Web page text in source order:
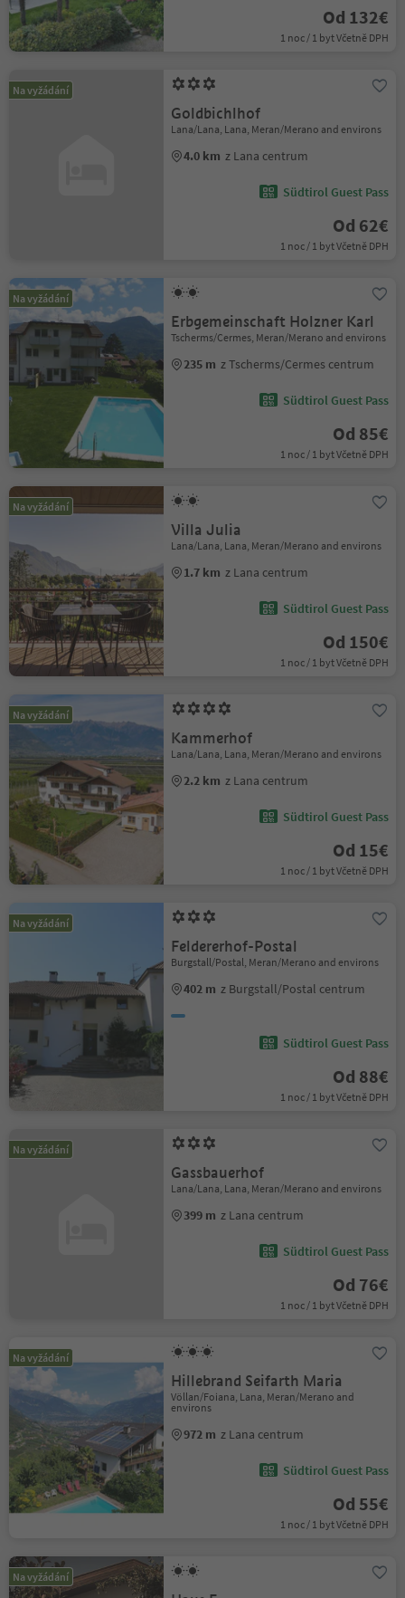
Od 132€
1 noc / 1 byt Včetně DPH
Na vyžádání
Goldbichlhof
Lana/Lana, Lana, Meran/Merano and environs
4.0 km z Lana centrum
Südtirol Guest Pass
Od 62€
1 noc / 1 byt Včetně DPH
Na vyžádání
Erbgemeinschaft Holzner Karl
Tscherms/Cermes, Meran/Merano and environs
235 m z Tscherms/Cermes centrum
Südtirol Guest Pass
Od 85€
1 noc / 1 byt Včetně DPH
Na vyžádání
Villa Julia
Lana/Lana, Lana, Meran/Merano and environs
1.7 km z Lana centrum
Südtirol Guest Pass
Od 150€
1 noc / 1 byt Včetně DPH
Na vyžádání
Kammerhof
Lana/Lana, Lana, Meran/Merano and environs
2.2 km z Lana centrum
Südtirol Guest Pass
Od 15€
1 noc / 1 byt Včetně DPH
Na vyžádání
Feldererhof-Postal
Burgstall/Postal, Meran/Merano and environs
402 m z Burgstall/Postal centrum
Südtirol Guest Pass
Od 88€
1 noc / 1 byt Včetně DPH
Na vyžádání
Gassbauerhof
Lana/Lana, Lana, Meran/Merano and environs
399 m z Lana centrum
Südtirol Guest Pass
Od 76€
1 noc / 1 byt Včetně DPH
Na vyžádání
Hillebrand Seifarth Maria
Völlan/Foiana, Lana, Meran/Merano and
environs
972 m z Lana centrum
Südtirol Guest Pass
Od 55€
1 noc / 1 byt Včetně DPH
Na vyžádání